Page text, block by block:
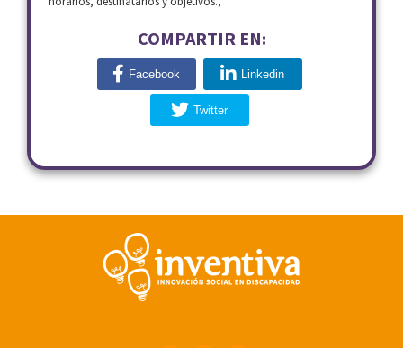
COMPARTIR EN:
Facebook Linkedin
Twitter